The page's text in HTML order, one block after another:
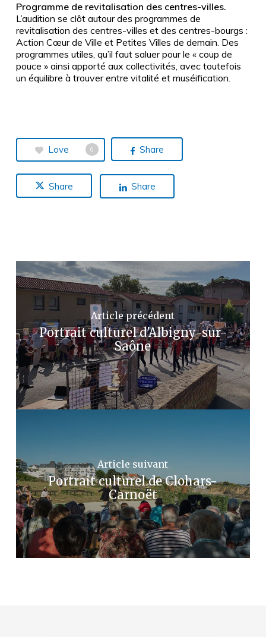
Programme de revitalisation des centres-villes.
L’audition se clôt autour des programmes de
revitalisation des centres-villes et des centres-bourgs :
Action Cœur de Ville et Petites Villes de demain. Des
programmes utiles, qu’il faut saluer pour le « coup de
pouce » ainsi apporté aux collectivités, avec toutefois
un équilibre à trouver entre vitalité et muséification.
Love 0 Share
Share Share
Article précédent
Portrait culturel d'Albigny-sur-
Saône
Article suivant
Portrait culturel de Clohars-
Carnoët